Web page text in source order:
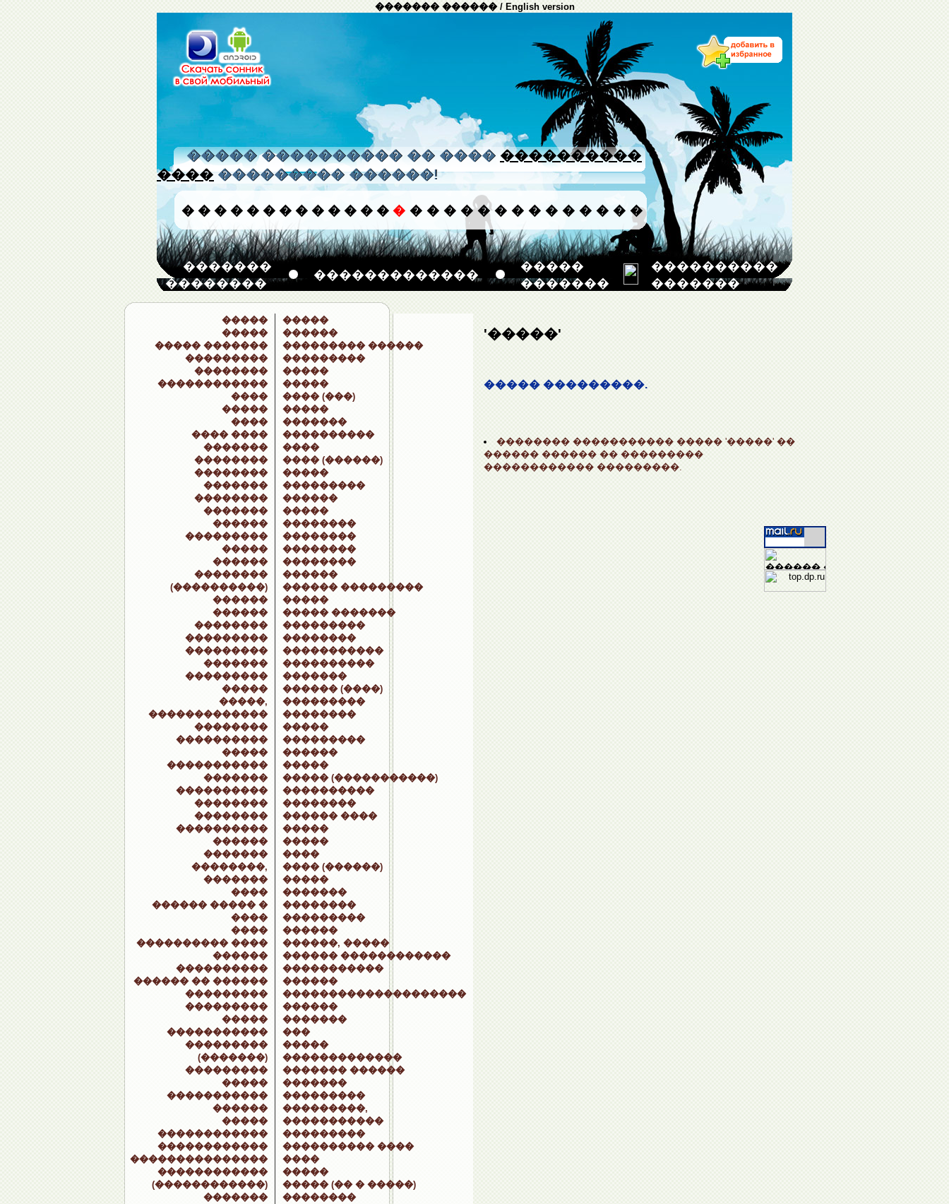
������� ������/ English version
����� ���������� �� ���� ����������
���� ��������� ������!
� � � � � � � � � � � � � � � � � � � � � � � � � � � �
�������
��������
�������������
�����
�������
����������
�������
�����
�����
����� �������
���������
��������
������������
����
�����
����
���� ����
�������
��������
��������
�������
��������
�������
������
���������
�����
������
��������
(����������)
������
������
��������
���������
���������
�������
���������
�����
�����,
�������������
��������
����������
�����
�����������
�������
����������
��������
��������
����������
������
�������
��������,
�������
����
������ ����� �
����
����
���������� ����
������
����������
������ �� ������
���������
���������
�����
�����������
���������
(�������)
���������
�����
�����������
������
�����
������������
������������
���������������
������������
(������������)
�������
�����
������
��������� ������
���������
�����
�����
���� (���)
�����
�������
����������
����
���� (������)
�����
���������
������
�����
��������
��������
��������
��������
������
������ ���������
�����
����� �������
���������
��������
�����������
����������
�������
������ (����)
���������
��������
�����
���������
������
�����
����� (�����������)
����������
��������
������ ����
�����
�����
����
���� (������)
�����
�������
��������
���������
������
������, �����
������ ������������
�����������
������
��������������������
������
�������
���
�����
�������������
������� ������
�������
���������
���������,
�����������
���������
���������� ����
����
�����
����� (�� � �����)
��������
'�����'
����� ���������.
�������� ����������� ����� '�����' ��
������ ������ �� ���������
������������ ���������.